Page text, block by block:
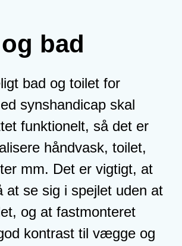
bad
bad og toilet for
synshandicap skal
funktionelt, så det er
håndvask, toilet,
mm. Det er vigtigt, at
at se sig i spejlet uden at
og at fastmonteret
kontrast til vægge og